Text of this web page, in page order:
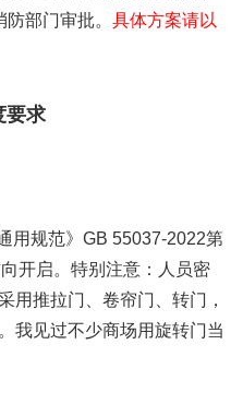
部门审批。 具体方案请以
要求
用规范》GB 55037-2022第
开启。特别注意：人员密
用推拉门、卷帘门、转门，
我见过不少商场用旋转门当